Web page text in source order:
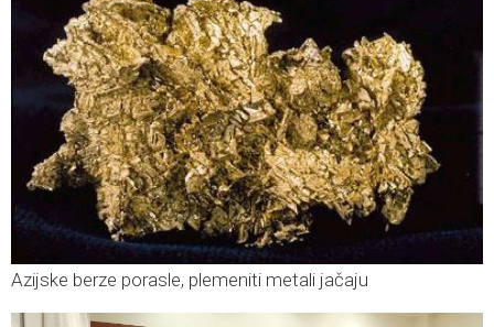
Azijske berze porasle, plemeniti metali jačaju